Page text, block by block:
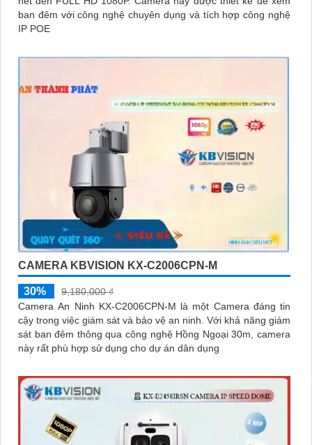
ban đêm với công nghệ chuyên dụng và tích hợp công nghệ
IP POE
CAMERA KBVISION KX-C2006CPN-M
30%
9,180,000 ₫
Camera An Ninh KX-C2006CPN-M là một Camera đáng tin
cậy trong việc giám sát và bảo vệ an ninh. Với khả năng giám
sát ban đêm thông qua công nghệ Hồng Ngoại 30m, camera
này rất phù hợp sử dụng cho dự án dân dụng